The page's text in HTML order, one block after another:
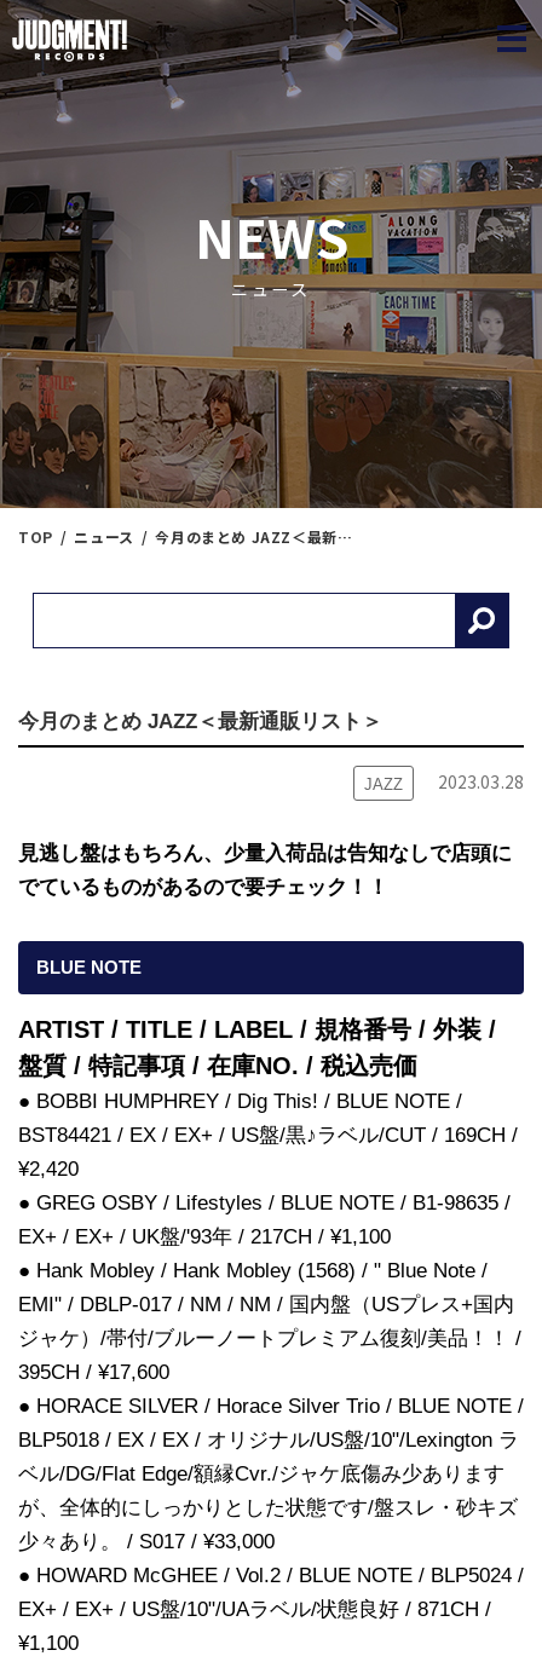
NEWS
ニュース
TOP ニュース 今月のまとめ JAZZ＜最新通販リスト＞
今月のまとめ JAZZ＜最新通販リスト＞
JAZZ 2023.03.28
見逃し盤はもちろん、少量入荷品は告知なしで店頭に
でているものがあるので要チェック！！
BLUE NOTE
ARTIST / TITLE / LABEL / 規格番号 / 外装 /
盤質 / 特記事項 / 在庫NO. / 税込売価
● BOBBI HUMPHREY / Dig This! / BLUE NOTE /
BST84421 / EX / EX+ / US盤/黒♪ラベル/CUT / 169CH /
¥2,420
● GREG OSBY / Lifestyles / BLUE NOTE / B1-98635 /
EX+ / EX+ / UK盤/'93年 / 217CH / ¥1,100
● Hank Mobley / Hank Mobley (1568) / " Blue Note /
EMI" / DBLP-017 / NM / NM / 国内盤（USプレス+国内
ジャケ）/帯付/ブルーノートプレミアム復刻/美品！！ /
395CH / ¥17,600
● HORACE SILVER / Horace Silver Trio / BLUE NOTE /
BLP5018 / EX / EX / オリジナル/US盤/10"/Lexington ラ
ベル/DG/Flat Edge/額縁Cvr./ジャケ底傷み少あります
が、全体的にしっかりとした状態です/盤スレ・砂キズ
少々あり。 / S017 / ¥33,000
● HOWARD McGHEE / Vol.2 / BLUE NOTE / BLP5024 /
EX+ / EX+ / US盤/10"/UAラベル/状態良好 / 871CH /
¥1,100